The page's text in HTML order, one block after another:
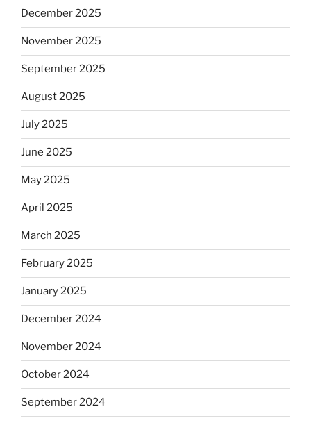
December 2025
November 2025
September 2025
August 2025
July 2025
June 2025
May 2025
April 2025
March 2025
February 2025
January 2025
December 2024
November 2024
October 2024
September 2024